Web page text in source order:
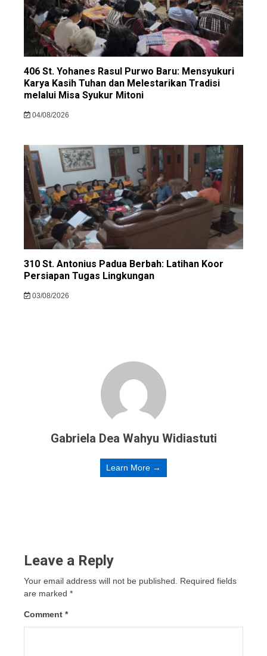
406 St. Yohanes Rasul Purwo Baru: Mensyukuri
Karya Kasih Tuhan dan Melestarikan Tradisi
melalui Misa Syukur Mitoni
04/08/2026
310 St. Antonius Padua Berbah: Latihan Koor
Persiapan Tugas Lingkungan
03/08/2026
Gabriela Dea Wahyu Widiastuti
Learn More →
Leave a Reply
Your email address will not be published. Required fields
are marked *
Comment *